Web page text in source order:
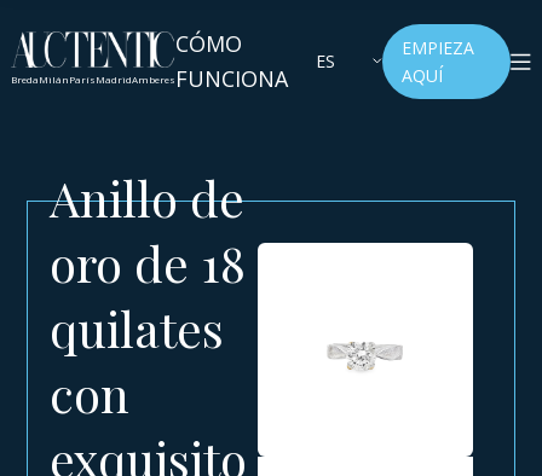
BredaMilánParísMadridAmberes
CÓMO
FUNCIONA
ES
EMPIEZA
AQUÍ
Anillo de
oro de 18
quilates
con
exquisito